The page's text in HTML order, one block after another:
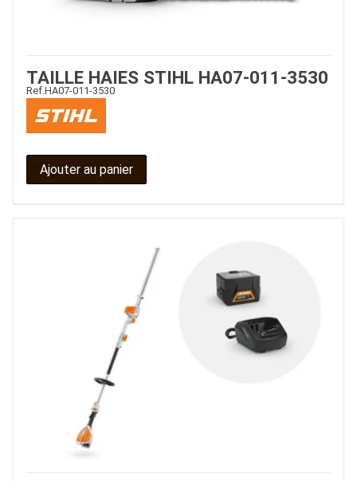
TAILLE HAIES STIHL HA07-011-3530
Ref.HA07-011-3530
Ajouter au panier